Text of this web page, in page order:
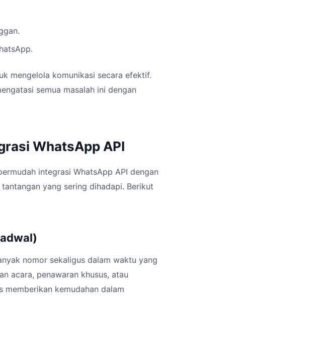
mengelola komunikasi secara efektif.
semua masalah ini dengan
WhatsApp API
integrasi WhatsApp API dengan
yang sering dihadapi. Berikut
nomor sekaligus dalam waktu yang
acara, penawaran khusus, atau
memberikan kemudahan dalam